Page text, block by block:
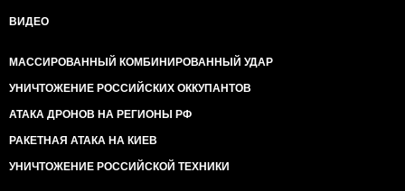
ВИДЕО
МАССИРОВАННЫЙ КОМБИНИРОВАННЫЙ УДАР
УНИЧТОЖЕНИЕ РОССИЙСКИХ ОККУПАНТОВ
АТАКА ДРОНОВ НА РЕГИОНЫ РФ
РАКЕТНАЯ АТАКА НА КИЕВ
УНИЧТОЖЕНИЕ РОССИЙСКОЙ ТЕХНИКИ